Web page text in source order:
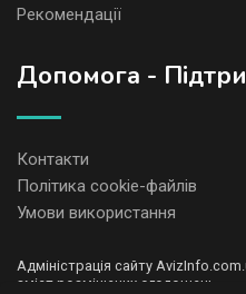
Рекомендації
Допомога -
Контакти
Політика cookie-файлів
Умови використання
Адміністрація сайту
зміст розміщених оголошень.